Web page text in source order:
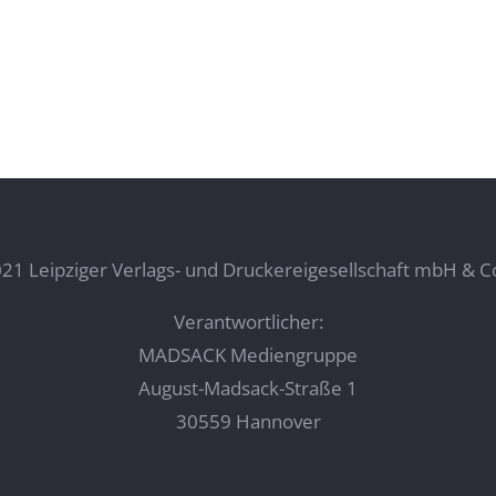
Leipziger Verlags- und Druckereigesellschaft mbH &
Verantwortlicher:
MADSACK Mediengruppe
August-Madsack-Straße 1
30559 Hannover